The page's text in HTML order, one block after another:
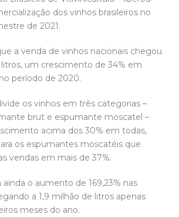
dos vinhos brasileiros no
de 2021.
a venda de vinhos nacionais chegou
litros, um crescimento de 34% em
período de 2020.
os vinhos em três categorias –
brut e espumante moscatel –
acima dos 30% em todas,
os espumantes moscatéis que
vendas em mais de 37%.
o aumento de 169,23% nas
a 1,9 milhão de litros apenas
meses do ano.